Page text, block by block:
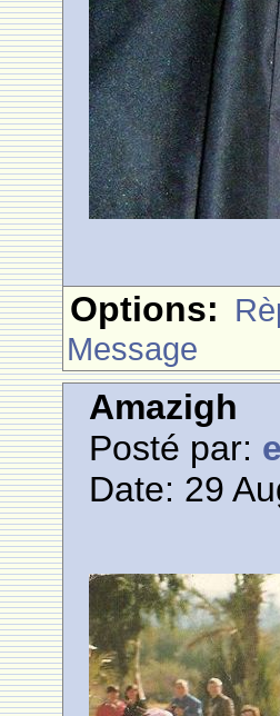
Options:
Message
Amazigh
Posté par:
Date: 29